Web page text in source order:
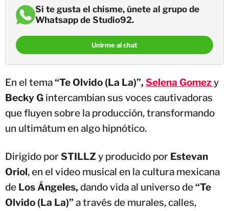
Si te gusta el chisme, únete al grupo de
Whatsapp de Studio92.
Unirme al chat
En el tema“Te Olvido (La La)”, Selena Gomezy
Becky G intercambian sus voces cautivadoras
que fluyen sobre la producción, transformando
un ultimátum en algo hipnótico.
Dirigido por STILLZy producido por Estevan
Oriol, en el video musical en la cultura mexicana
de Los Ángeles, dando vida al universo de“Te
Olvido (La La)” a través de murales, calles,